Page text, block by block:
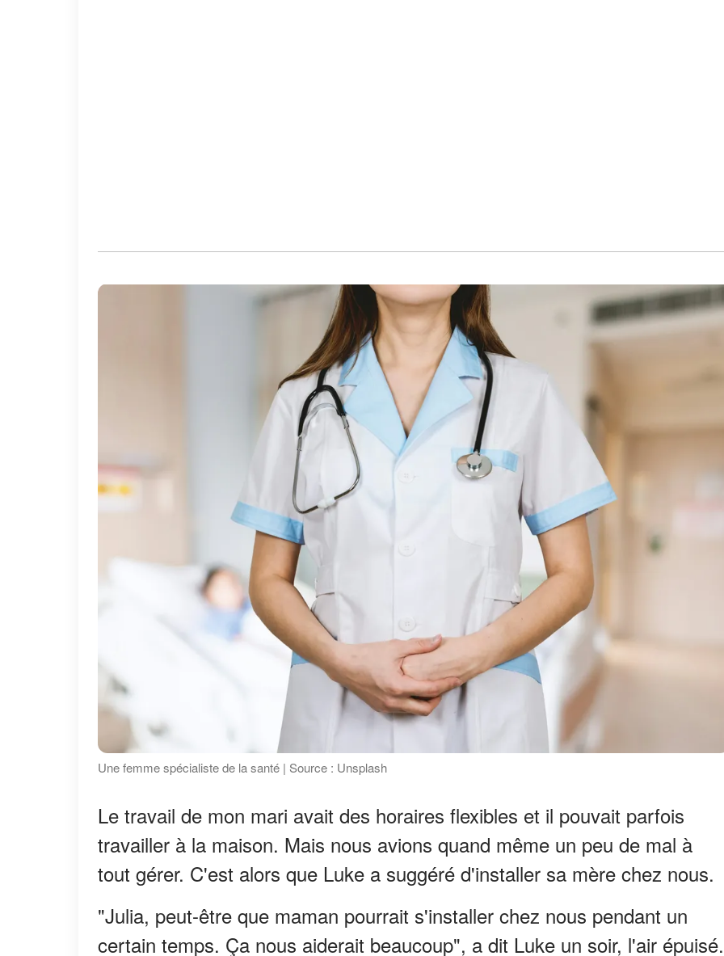
Une femme spécialiste de la santé | Source : Unsplash
Le travail de mon mari avait des horaires flexibles et il pouvait parfois
travailler à la maison. Mais nous avions quand même un peu de mal à
tout gérer. C'est alors que Luke a suggéré d'installer sa mère chez nous.
"Julia, peut-être que maman pourrait s'installer chez nous pendant un
certain temps. Ça nous aiderait beaucoup", a dit Luke un soir, l'air épuisé.